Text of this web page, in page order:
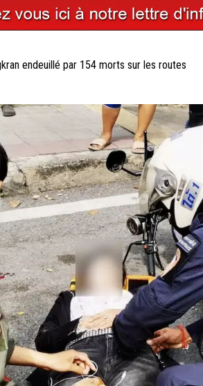
endeuillé par 154 morts sur les routes